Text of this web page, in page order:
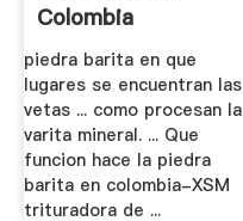
Colombia
piedra barita en que
lugares se encuentran las
vetas ... como procesan la
varita mineral. ... Que
funcion hace la piedra
barita en colombia-XSM
trituradora de ...